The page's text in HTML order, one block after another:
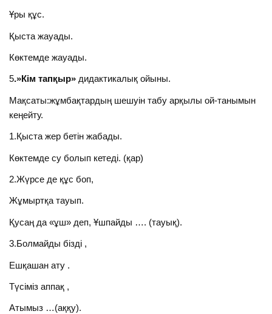
Ұры құс.
Қыста жауады.
Көктемде жауады.
5.»Кім тапқыр» дидактикалық ойыны.
Мақсаты:жұмбақтардың шешуін табу арқылы ой-танымын
кеңейту.
1.Қыста жер бетін жабады.
Көктемде су болып кетеді. (қар)
2.Жүрсе де құс боп,
Жұмыртқа тауып.
Қусаң да «ұш» деп, Ұшпайды …. (тауық).
3.Болмайды бізді ,
Ешқашан ату .
Түсіміз аппақ ,
Атымыз …(аққу).